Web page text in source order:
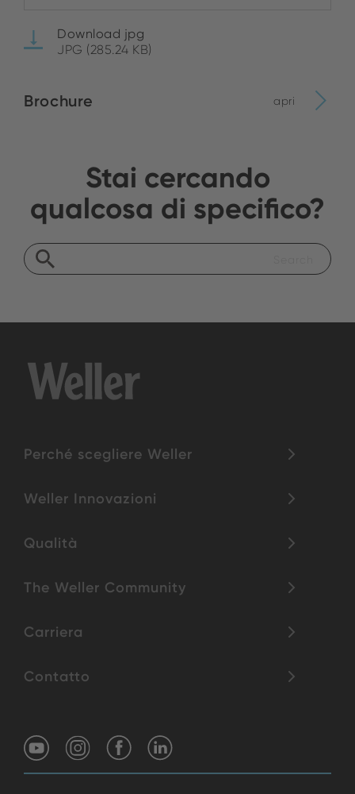
Download jpg
JPG (285.24 KB)
Brochure apri
Stai cercando
qualcosa di specifico?
Perché scegliere Weller
Weller Innovazioni
Qualità
The Weller Community
Carriera
Contatto